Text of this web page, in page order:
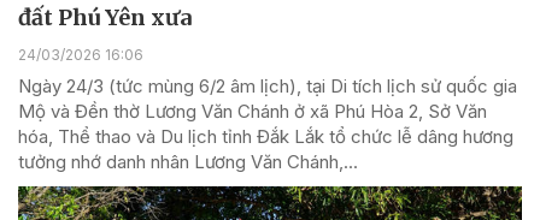
đất Phú Yên xưa
24/03/2026 16:06
Ngày 24/3 (tức mùng 6/2 âm lịch), tại Di tích lịch sử quốc gia
Mộ và Đền thờ Lương Văn Chánh ở xã Phú Hòa 2, Sở Văn
hóa, Thể thao và Du lịch tỉnh Đắk Lắk tổ chức lễ dâng hương
tưởng nhớ danh nhân Lương Văn Chánh,...